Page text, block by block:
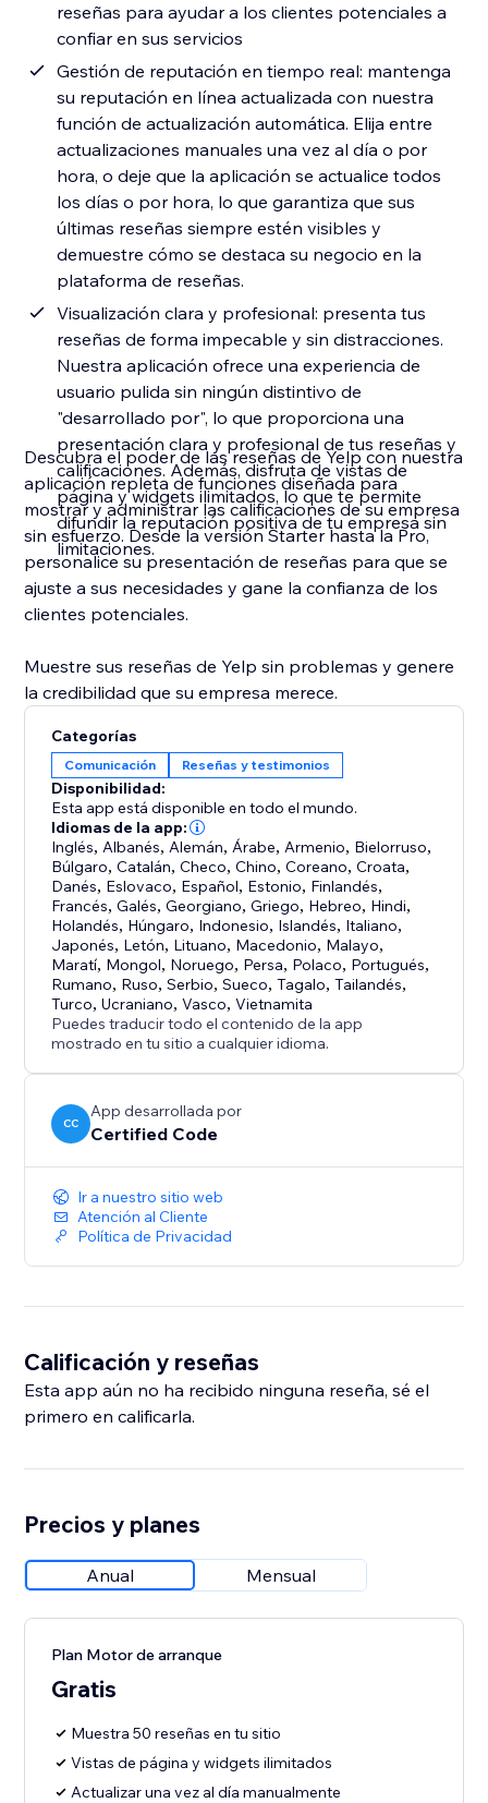
reseñas para ayudar a los clientes potenciales a
confiar en sus servicios
Gestión de reputación en tiempo real: mantenga
su reputación en línea actualizada con nuestra
función de actualización automática. Elija entre
actualizaciones manuales una vez al día o por
hora, o deje que la aplicación se actualice todos
los días o por hora, lo que garantiza que sus
últimas reseñas siempre estén visibles y
demuestre cómo se destaca su negocio en la
plataforma de reseñas.
Visualización clara y profesional: presenta tus
reseñas de forma impecable y sin distracciones.
Nuestra aplicación ofrece una experiencia de
usuario pulida sin ningún distintivo de
"desarrollado por", lo que proporciona una
presentación clara y profesional de tus reseñas y
calificaciones. Además, disfruta de vistas de
página y widgets ilimitados, lo que te permite
difundir la reputación positiva de tu empresa sin
limitaciones.
Descubra el poder de las reseñas de Yelp con nuestra
aplicación repleta de funciones diseñada para
mostrar y administrar las calificaciones de su empresa
sin esfuerzo. Desde la versión Starter hasta la Pro,
personalice su presentación de reseñas para que se
ajuste a sus necesidades y gane la confianza de los
clientes potenciales.
Muestre sus reseñas de Yelp sin problemas y genere
la credibilidad que su empresa merece.
Categorías
Comunicación Reseñas y testimonios
Disponibilidad:
Esta app está disponible en todo el mundo.
Idiomas de la app:
Inglés, Albanés, Alemán, Árabe, Armenio, Bielorruso,
Búlgaro,Catalán,Checo,Chino,Coreano,Croata,
Danés, Eslovaco, Español, Estonio, Finlandés,
Francés,Galés,Georgiano,Griego, Hebreo, Hindi,
Holandés, Húngaro, Indonesio, Islandés, Italiano,
Japonés, Letón, Lituano, Macedonio, Malayo,
Maratí, Mongol, Noruego, Persa, Polaco, Portugués,
Rumano, Ruso,Serbio,Sueco,Tagalo,Tailandés,
Turco,Ucraniano,Vasco,Vietnamita
Puedes traducir todo el contenido de la app
mostrado en tu sitio a cualquier idioma.
CC
App desarrollada por
Certified Code
Ir a nuestro sitio web
Atención al Cliente
Política de Privacidad
Calificación y reseñas
Esta app aún no ha recibido ninguna reseña, sé el
primero en calificarla.
Precios y planes
Anual Mensual
Plan Motor de arranque
Gratis
Muestra 50 reseñas en tu sitio
Vistas de página y widgets ilimitados
Actualizar una vez al día manualmente